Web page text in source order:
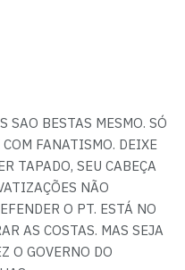
SAO BESTAS MESMO. SÓ
FANATISMO. DEIXE
TAPADO, SEU CABEÇA
NÃO
O PT. ESTÁ NO
AS COSTAS. MAS SEJA
O GOVERNO DO